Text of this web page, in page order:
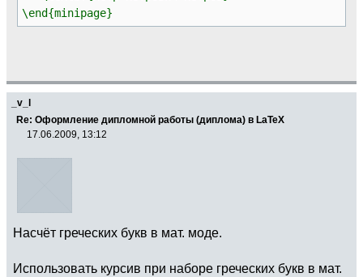
\end{minipage}
_v_l
Re: Оформление дипломной работы (диплома) в LaTeX
17.06.2009, 13:12
Насчёт греческих букв в мат. моде.
Использовать курсив при наборе греческих букв в мат.